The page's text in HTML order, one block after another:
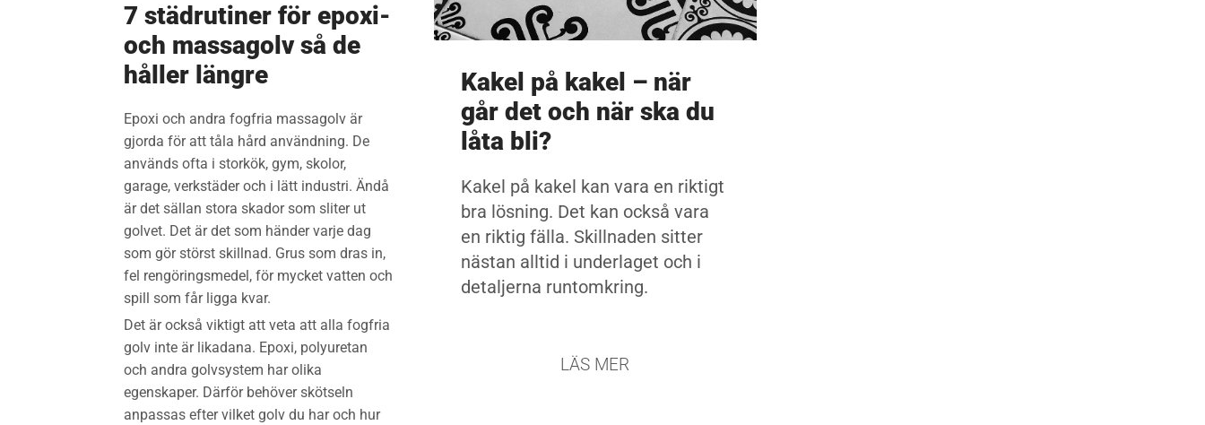
7 städrutiner för epoxi-
och massagolv så de
håller längre
Epoxi och andra fogfria massagolv är
gjorda för att tåla hård användning. De
används ofta i storkök, gym, skolor,
garage, verkstäder och i lätt industri. Ändå
är det sällan stora skador som sliter ut
golvet. Det är det som händer varje dag
som gör störst skillnad. Grus som dras in,
fel rengöringsmedel, för mycket vatten och
spill som får ligga kvar.
Det är också viktigt att veta att alla fogfria
golv inte är likadana. Epoxi, polyuretan
och andra golvsystem har olika
egenskaper. Därför behöver skötseln
anpassas efter vilket golv du har och hur
Kakel på kakel – när
går det och när ska du
låta bli?
Kakel på kakel kan vara en riktigt
bra lösning. Det kan också vara
en riktig fälla. Skillnaden sitter
nästan alltid i underlaget och i
detaljerna runtomkring.
LÄS MER